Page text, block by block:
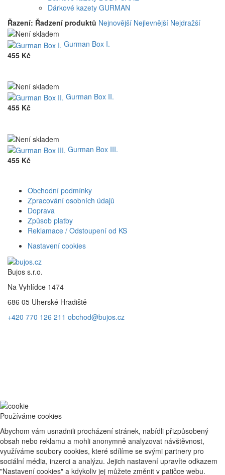
Dárkové kazety GURMAN
Řazení: Řadzení produktů Nejnovější Nejlevnější Nejdražší
Gurman Box I.
455 Kč
Gurman Box II.
455 Kč
Gurman Box III.
455 Kč
Obchodní podmínky
Zpracování osobních údajů
Doprava
Způsob platby
Reklamace / Odstoupení od KS
Nastavení cookies
Bujos s.r.o.
Na Vyhlídce 1474
686 05 Uherské Hradiště
+420 770 126 211 obchod@bujos.cz
Používáme cookies
Abychom vám usnadnili procházení stránek, nabídli přizpůsobený
obsah nebo reklamu a mohli anonymně analyzovat návštěvnost,
využíváme soubory cookies, které sdílíme se svými partnery pro
sociální média, inzerci a analýzu. Jejich nastavení upravíte odkazem
"Nastavení cookies" a kdykoliv jej můžete změnit v patičce webu.